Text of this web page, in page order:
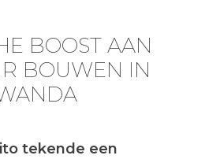
BOOST AAN
BOUWEN IN
tekende een